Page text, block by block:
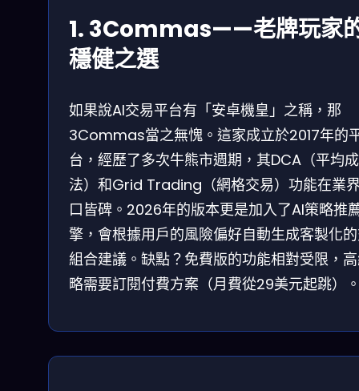
1. 3Commas——老牌玩家
穩健之選
如果說AI交易平台有「安卓機皇」之稱，那
3Commas當之無愧。這家成立於2017年的
台，經歷了多次牛熊市週期，其DCA（平均
法）和Grid Trading（網格交易）功能在業
口皆碑。2026年的版本更是加入了AI策略推
擎，會根據用戶的風險偏好自動生成客製化
組合建議。缺點？免費版的功能相對受限，
略需要訂閱付費方案（月費從29美元起跳）